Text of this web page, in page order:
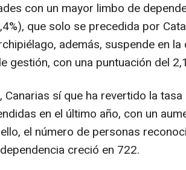
con un mayor limbo de
que solo se precedida por
además, suspende en
gestión, con una puntuación del
Canarias sí que ha revertido la
en el último año, con un
el número de personas
creció en 722.